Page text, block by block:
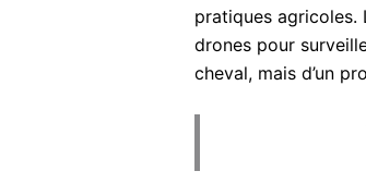
pratiques agricoles.
drones pour
cheval, mais d’un